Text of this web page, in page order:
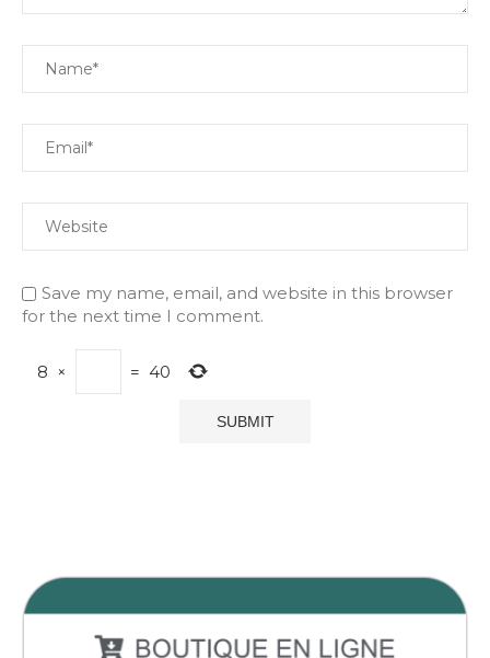
Save my name, email, and website in this browser
for the next time I comment.
8 × = 40